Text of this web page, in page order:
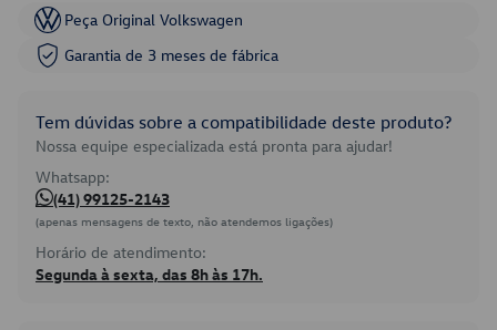
Peça Original Volkswagen
Garantia de 3 meses de fábrica
Tem dúvidas sobre a compatibilidade deste produto?
Nossa equipe especializada está pronta para ajudar!
Whatsapp:
(41) 99125-2143
(apenas mensagens de texto, não atendemos ligações)
Horário de atendimento:
Segunda à sexta, das 8h às 17h.